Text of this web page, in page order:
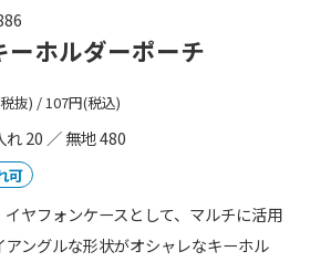
ぬぐい（反応染め）
問い合わせ下さい
可
かい風合いの本格的な反応染め手ぬぐ
かり生地を通り抜けるので、裏も表も